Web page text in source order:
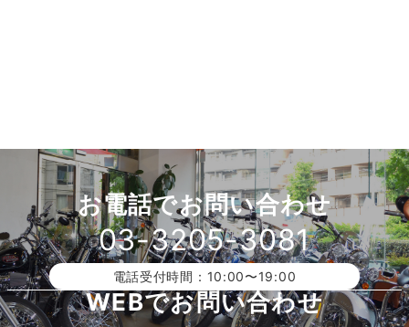
お電話でお問い合わせ
03-3205-3081
電話受付時間：10:00〜19:00
WEBでお問い合わせ